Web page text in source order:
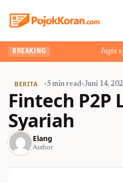
BREAKING Ingin
BERITA •5 min read•Juni 14,
Fintech P2P
Syariah
Elang
Author